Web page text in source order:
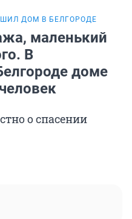
ДОМ В БЕЛГОРОДЕ
маленький
В
доме
о спасении